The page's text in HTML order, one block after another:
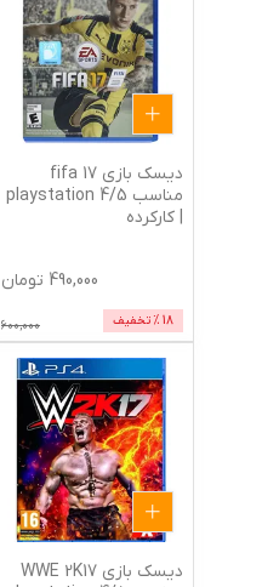
دیسک بازی fifa 17
مناسب 5/playstation 4
| کارکرده
490,000 تومان
18 % تخفیف 600,000
دیسک بازی WWE 2K17